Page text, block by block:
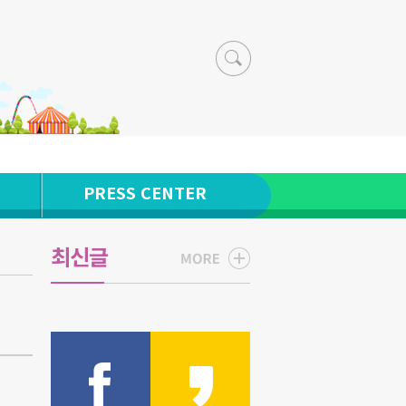
PRESS CENTER
최신글